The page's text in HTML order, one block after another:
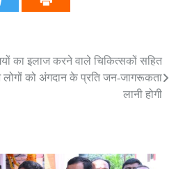
का इलाज करने वाले चिकित्सकों सहित
को अंगदान के प्रति जन-जागरूकता
लानी होगी